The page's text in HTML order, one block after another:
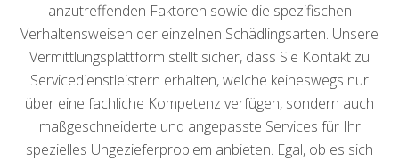
anzutreffenden Faktoren sowie die spezifischen
Verhaltensweisen der einzelnen Schädlingsarten. Unsere
Vermittlungsplattform stellt sicher, dass Sie Kontakt zu
Servicedienstleistern erhalten, welche keineswegs nur
über eine fachliche Kompetenz verfügen, sondern auch
maßgeschneiderte und angepasste Services für Ihr
spezielles Ungezieferproblem anbieten. Egal, ob es sich